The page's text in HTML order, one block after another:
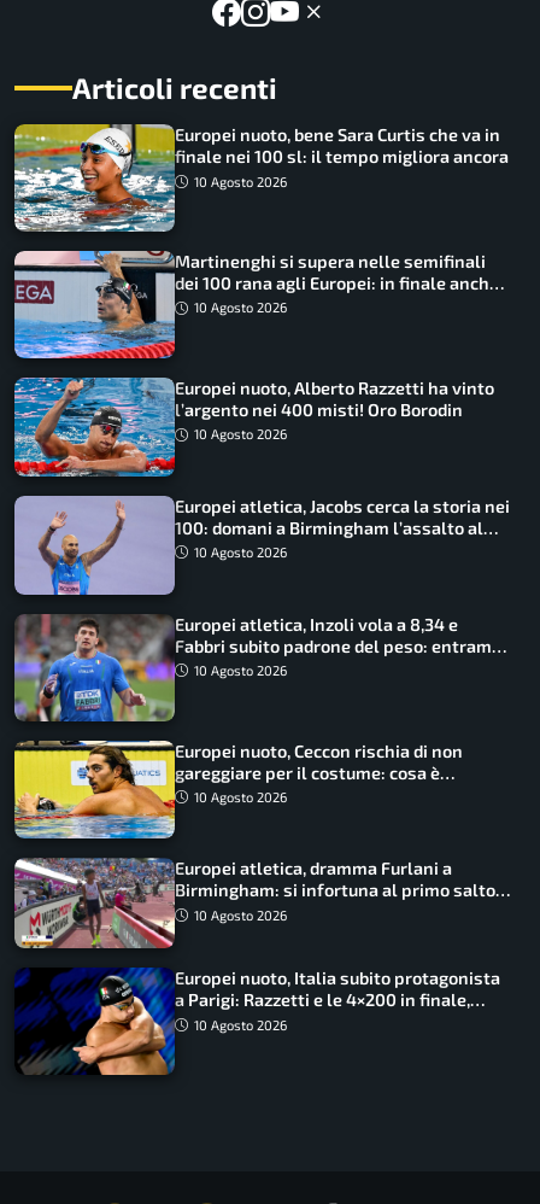
Articoli recenti
Europei nuoto, bene Sara Curtis che va in
finale nei 100 sl: il tempo migliora ancora
10 Agosto 2026
Martinenghi si supera nelle semifinali
dei 100 rana agli Europei: in finale anche
Cerasuolo
10 Agosto 2026
Europei nuoto, Alberto Razzetti ha vinto
l’argento nei 400 misti! Oro Borodin
10 Agosto 2026
Europei atletica, Jacobs cerca la storia nei
100: domani a Birmingham l’assalto al
terzo oro consecutivo
10 Agosto 2026
Europei atletica, Inzoli vola a 8,34 e
Fabbri subito padrone del peso: entrambi
in finale col miglior risultato
10 Agosto 2026
Europei nuoto, Ceccon rischia di non
gareggiare per il costume: cosa è
successo
10 Agosto 2026
Europei atletica, dramma Furlani a
Birmingham: si infortuna al primo salto
ed esce in carrozzina
10 Agosto 2026
Europei nuoto, Italia subito protagonista
a Parigi: Razzetti e le 4×200 in finale,
Quadarella domina gli 800
10 Agosto 2026